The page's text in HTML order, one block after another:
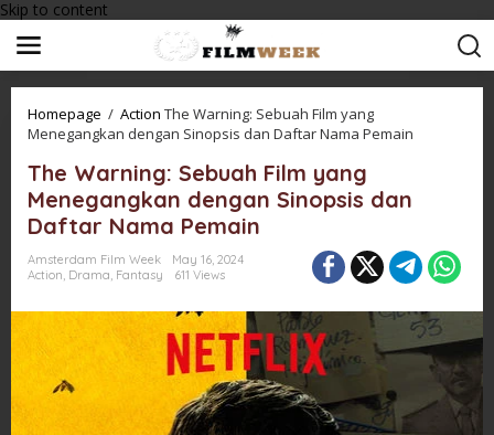
Skip to content
Homepage / Action The Warning: Sebuah Film yang
Menegangkan dengan Sinopsis dan Daftar Nama Pemain
The Warning: Sebuah Film yang
Menegangkan dengan Sinopsis dan
Daftar Nama Pemain
Amsterdam Film Week
May 16, 2024
Action, Drama, Fantasy 611 Views